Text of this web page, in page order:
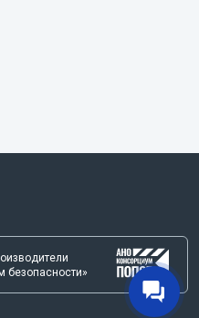
безопасности»